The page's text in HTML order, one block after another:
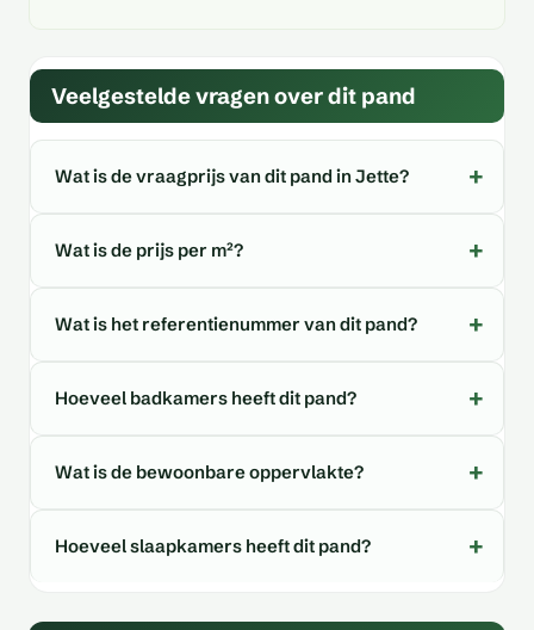
Veelgestelde vragen over dit pand
Wat is de vraagprijs van dit pand in Jette?
Wat is de prijs per m²?
Wat is het referentienummer van dit pand?
Hoeveel badkamers heeft dit pand?
Wat is de bewoonbare oppervlakte?
Hoeveel slaapkamers heeft dit pand?